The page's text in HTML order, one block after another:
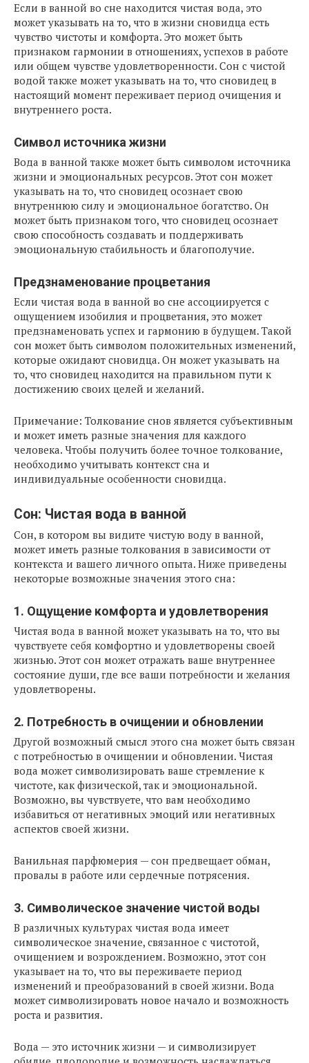
Если в ванной во сне находится чистая вода, это
может указывать на то, что в жизни сновидца есть
чувство чистоты и комфорта. Это может быть
признаком гармонии в отношениях, успехов в работе
или общем чувстве удовлетворенности. Сон с чистой
водой также может указывать на то, что сновидец в
настоящий момент переживает период очищения и
внутреннего роста.
Символ источника жизни
Вода в ванной также может быть символом источника
жизни и эмоциональных ресурсов. Этот сон может
указывать на то, что сновидец осознает свою
внутреннюю силу и эмоциональное богатство. Он
может быть признаком того, что сновидец осознает
свою способность создавать и поддерживать
эмоциональную стабильность и благополучие.
Предзнаменование процветания
Если чистая вода в ванной во сне ассоциируется с
ощущением изобилия и процветания, это может
предзнаменовать успех и гармонию в будущем. Такой
сон может быть символом положительных изменений,
которые ожидают сновидца. Он может указывать на
то, что сновидец находится на правильном пути к
достижению своих целей и желаний.
Примечание: Толкование снов является субъективным
и может иметь разные значения для каждого
человека. Чтобы получить более точное толкование,
необходимо учитывать контекст сна и
индивидуальные особенности сновидца.
Сон: Чистая вода в ванной
Сон, в котором вы видите чистую воду в ванной,
может иметь разные толкования в зависимости от
контекста и вашего личного опыта. Ниже приведены
некоторые возможные значения этого сна:
1. Ощущение комфорта и удовлетворения
Чистая вода в ванной может указывать на то, что вы
чувствуете себя комфортно и удовлетворены своей
жизнью. Этот сон может отражать ваше внутреннее
состояние души, где все ваши потребности и желания
удовлетворены.
2. Потребность в очищении и обновлении
Другой возможный смысл этого сна может быть связан
с потребностью в очищении и обновлении. Чистая
вода может символизировать ваше стремление к
чистоте, как физической, так и эмоциональной.
Возможно, вы чувствуете, что вам необходимо
избавиться от негативных эмоций или негативных
аспектов своей жизни.
Ванильная парфюмерия — сон предвещает обман,
провалы в работе или сердечные потрясения.
3. Символическое значение чистой воды
В различных культурах чистая вода имеет
символическое значение, связанное с чистотой,
очищением и возрождением. Возможно, этот сон
указывает на то, что вы переживаете период
изменений и преобразований в своей жизни. Вода
может символизировать новое начало и возможность
роста и развития.
Вода — это источник жизни — и символизирует